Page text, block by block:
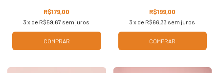
R$179,00
3 x de R$59,67 sem juros
COMPRAR
R$199,00
3 x de R$66,33 sem juros
COMPRAR